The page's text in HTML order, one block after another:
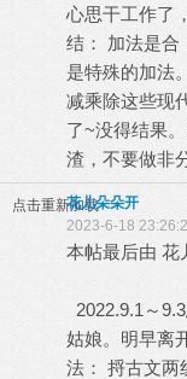
心思干工作了
结： 加法是合
是特殊的加法
减乘除这些现
了~没得结果
渣，不要做非
点击重新加载花儿朵朵开
2023-6-18
本帖最后由 花
2022.9.1～
姑娘。明早离
法： 捋古文两